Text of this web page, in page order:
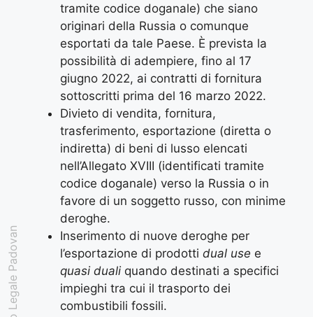
Studio Legale Padovan
tramite codice doganale) che siano
originari della Russia o comunque
esportati da tale Paese. È prevista la
possibilità di adempiere, fino al 17
giugno 2022, ai contratti di fornitura
sottoscritti prima del 16 marzo 2022.
Divieto di vendita, fornitura,
trasferimento, esportazione (diretta o
indiretta) di beni di lusso elencati
nell’Allegato XVIII (identificati tramite
codice doganale) verso la Russia o in
favore di un soggetto russo, con minime
deroghe.
Inserimento di nuove deroghe per
l’esportazione di prodotti dual use e
quasi duali quando destinati a specifici
impieghi tra cui il trasporto dei
combustibili fossili.